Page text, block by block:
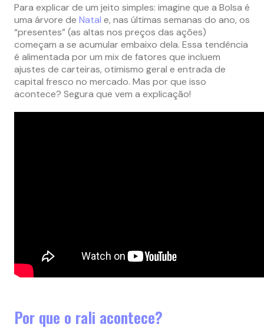
Para explicar de um jeito simples: imagine que a Bolsa é
uma árvore de Natal e, nas últimas semanas do ano, os
“presentes” (as altas nos preços das ações)
começam a se acumular embaixo dela. Essa tendência
é alimentada por um mix de fatores que incluem
ajustes de carteiras, otimismo geral e entrada de
capital fresco no mercado. Mas por que isso
acontece? Segura que vem a explicação!
Por que o rali acontece?